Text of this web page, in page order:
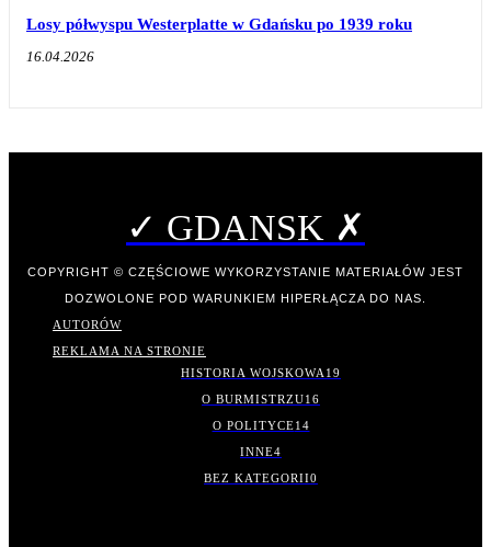
Losy półwyspu Westerplatte w Gdańsku po 1939 roku
16.04.2026
✓ GDANSK ✗
COPYRIGHT © CZĘŚCIOWE WYKORZYSTANIE MATERIAŁÓW JEST
DOZWOLONE POD WARUNKIEM HIPERŁĄCZA DO NAS.
AUTORÓW
REKLAMA NA STRONIE
HISTORIA WOJSKOWA 19
O BURMISTRZU16
O POLITYCE14
INNE4
BEZ KATEGORII0